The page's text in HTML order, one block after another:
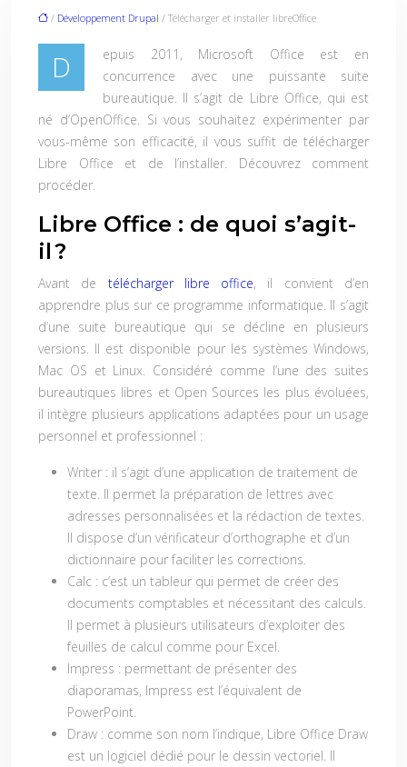
/ Développement Drupal / Télécharger et installer libreOffice
D
epuis 2011, Microsoft Office est en
concurrence avec une puissante suite
bureautique. Il s’agit de Libre Office, qui est
né d’OpenOffice. Si vous souhaitez expérimenter par
vous-même son efficacité, il vous suffit de télécharger
Libre Office et de l’installer. Découvrez comment
procéder.
Libre Office : de quoi s’agit-
il ?
Avant de télécharger libre office, il convient d’en
apprendre plus sur ce programme informatique. Il s’agit
d’une suite bureautique qui se décline en plusieurs
versions. Il est disponible pour les systèmes Windows,
Mac OS et Linux. Considéré comme l’une des suites
bureautiques libres et Open Sources les plus évoluées,
il intègre plusieurs applications adaptées pour un usage
personnel et professionnel :
Writer : il s’agit d’une application de traitement de
texte. Il permet la préparation de lettres avec
adresses personnalisées et la rédaction de textes.
Il dispose d’un vérificateur d’orthographe et d’un
dictionnaire pour faciliter les corrections.
Calc : c’est un tableur qui permet de créer des
documents comptables et nécessitant des calculs.
Il permet à plusieurs utilisateurs d’exploiter des
feuilles de calcul comme pour Excel.
Impress : permettant de présenter des
diaporamas, Impress est l’équivalent de
PowerPoint.
Draw : comme son nom l’indique, Libre Office Draw
est un logiciel dédié pour le dessin vectoriel. Il